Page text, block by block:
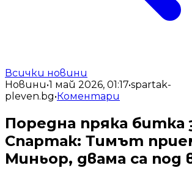
Всички новини
Новини•1 май 2026, 01:17•spartak-
pleven.bg•Коментари
Поредна пряка битка
Спартак: Тимът
Миньор, двама са под